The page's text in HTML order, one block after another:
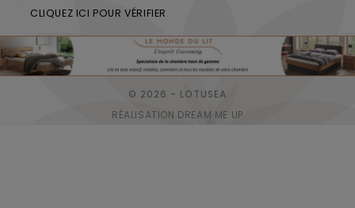
CLIQUEZ ICI POUR VÉRIFIER.
© 2026 - LOTUSEA
RÉALISATION DREAM ME UP